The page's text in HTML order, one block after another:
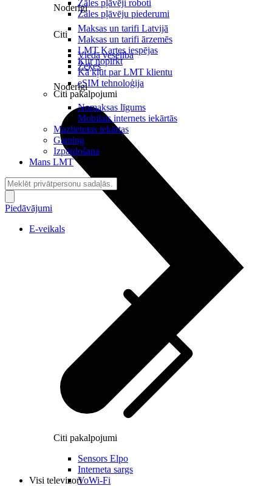
Noderīgi
Maksas un tarifi Latvijā
Maksas un tarifi ārzemēs
LMT Kartes iespējas
Kur nopirkt
Kā kļūt par LMT klientu
eSIM tehnoloģija
Citi pakalpojumi
Citi pakalpojumi
Sensors Elpo
Interneta sargs
VoWi-Fi
Zāles pļāvēji roboti
Zāles pļāvēju piederumi
Citi
Viedā veselība
Zeķes
Noderīgi
Nomaksas līgums
Mobilais internets iekārtās
Mazlietotas iekārtas
Gaming
Izpārdošana
Mans LMT
Piedāvājumi
E-veikals
Visi televizori